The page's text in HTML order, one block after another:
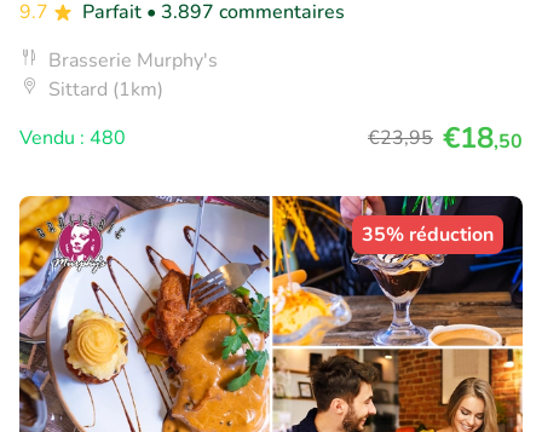
9.7
Parfait • 3.897 commentaires
Brasserie Murphy's
Sittard (1km)
Vendu : 480
€23,95 €18,50
35% réduction